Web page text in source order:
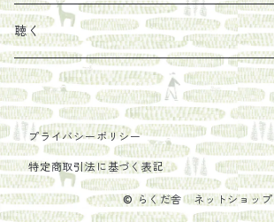
野菜・果物
新しょうが
レモン
古本や自由価格本から探す
Sakumag
地下BOOKS
疋田千里
PHILOSOPHIA
あ行
明石書店
赤々舎
亜紀書房
か行
偕成社
笠間書院
さ行
里山社
た行
カップ
ステッカー
そこそこ農園
農家民泊JUGEM
だものみち
安田農園
フィリピン
パレスチナ
インドネシア
メキシコ
カムワッカ
らくだ舎
ポストカード
聴く
里
COLECTIVO ALTEPE
プライバシーポリシー
特定商取引法に基づく表記
© らくだ舎 ネットショップ